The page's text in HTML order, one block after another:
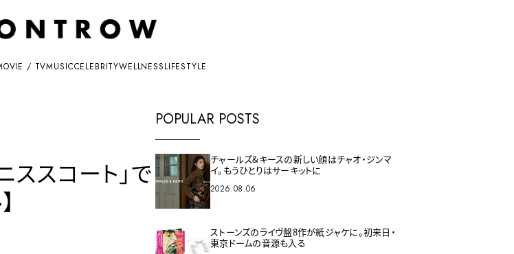
/ TVMUSICCELEBRITYWELLNESSLIFESTYLE
ススコート」で
POPULAR POSTS
チャールズ&キースの新しい顔はチャオ・ジンマ
イ。もうひとりはサーキットに
2026.08.06
ストーンズのライヴ盤8作が紙ジャケに。初来日・
東京ドームの音源も入る